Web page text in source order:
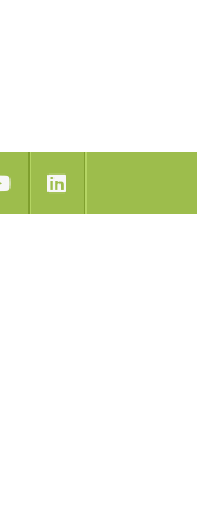
YoutubeLinkedIn